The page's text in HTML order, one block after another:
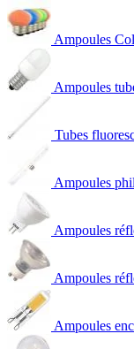
Ampoules
Ampoules
Tubes
Ampoules
Ampoules
Ampoules
Ampoules